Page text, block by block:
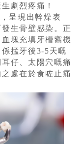
劇烈疼痛！
呈現出幹燥表
生骨壁感染。正
塊充填牙槽窩機
掹牙後3-5天嘅
仔、太陽穴嘅痛
處在於食咗止痛